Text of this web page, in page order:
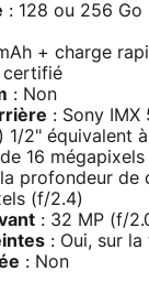
: 128 ou 256 Go
+ charge
certifié
: Non
: Sony IMX
1/2" équivalent
de 16
profondeur de
(f/2.4)
: 32 MP (f/
: Oui, sur la
: Non